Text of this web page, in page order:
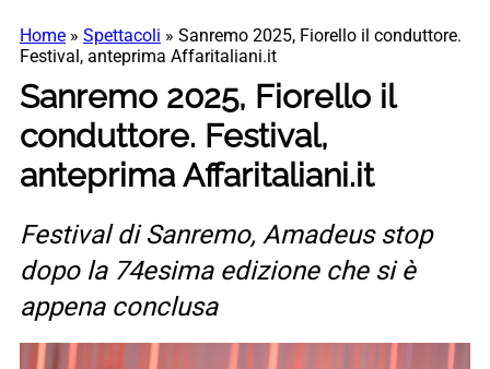
Home » Spettacoli » Sanremo 2025, Fiorello il conduttore.
Festival, anteprima Affaritaliani.it
Sanremo 2025, Fiorello il
conduttore. Festival,
anteprima Affaritaliani.it
Festival di Sanremo, Amadeus stop
dopo la 74esima edizione che si è
appena conclusa